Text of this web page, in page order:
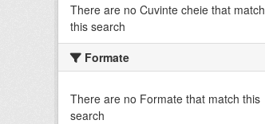
There are no Cuvinte cheie that match
this search
Formate
There are no Formate that match this
search